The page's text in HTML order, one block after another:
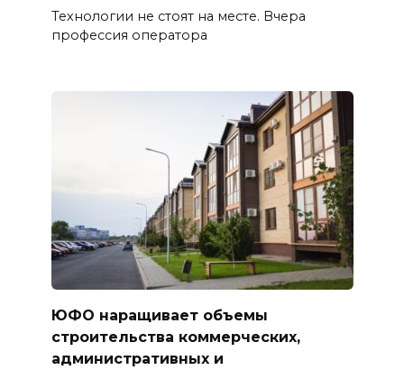
Технологии не стоят на месте. Вчера
профессия оператора
ЮФО наращивает объемы
строительства коммерческих,
административных и